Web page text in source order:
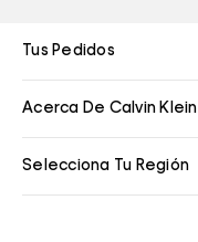
Tus Pedidos
Acerca De Calvin Klein
Selecciona Tu Región